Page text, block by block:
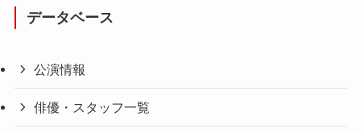
データベース
公演情報
俳優・スタッフ一覧